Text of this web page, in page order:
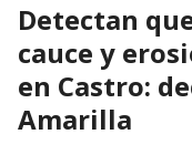
Detectan
cauce y
en Castro:
Amarilla